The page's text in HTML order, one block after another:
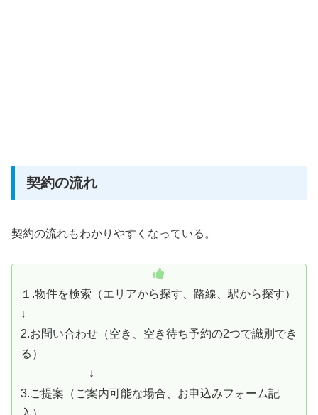
契約の流れ
契約の流れもわかりやすくなっている。
１.物件を検索（エリアから探す、路線、駅から探す）
↓
2.お問い合わせ（空き、空き待ち予約の2つで識別でき
る）
↓
3.ご提案（ご案内可能な場合、お申込みフォーム記